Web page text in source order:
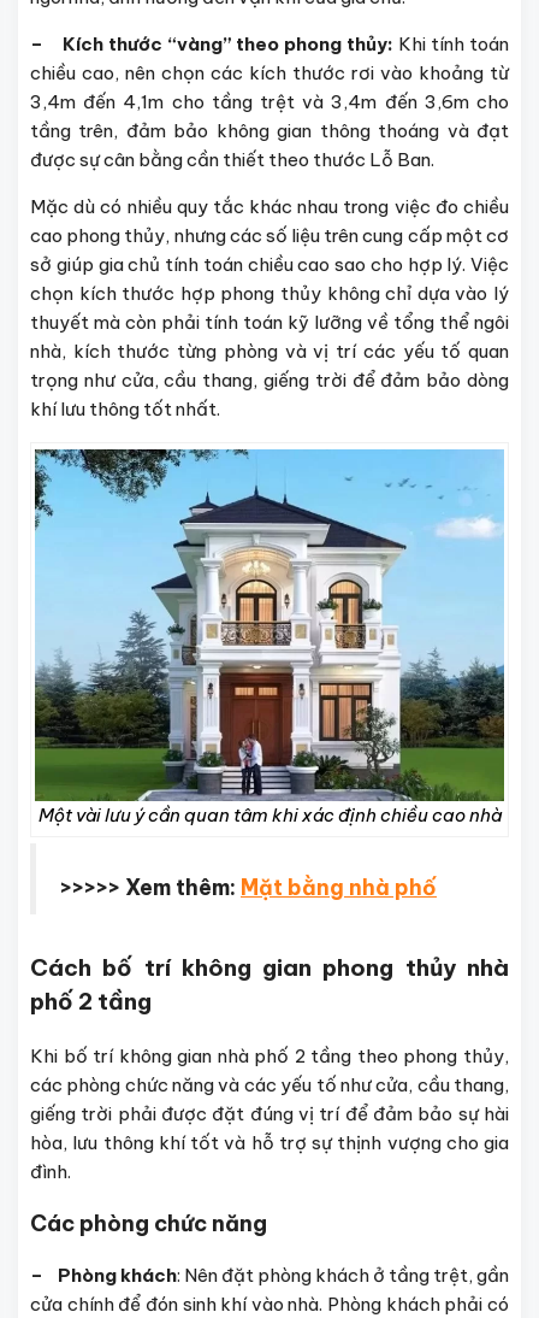
– Kích thước “vàng” theo phong thủy: Khi tính toán
chiều cao, nên chọn các kích thước rơi vào khoảng từ
3,4m đến 4,1m cho tầng trệt và 3,4m đến 3,6m cho
tầng trên, đảm bảo không gian thông thoáng và đạt
được sự cân bằng cần thiết theo thước Lỗ Ban.
Mặc dù có nhiều quy tắc khác nhau trong việc đo chiều
cao phong thủy, nhưng các số liệu trên cung cấp một cơ
sở giúp gia chủ tính toán chiều cao sao cho hợp lý. Việc
chọn kích thước hợp phong thủy không chỉ dựa vào lý
thuyết mà còn phải tính toán kỹ lưỡng về tổng thể ngôi
nhà, kích thước từng phòng và vị trí các yếu tố quan
trọng như cửa, cầu thang, giếng trời để đảm bảo dòng
khí lưu thông tốt nhất.
Một vài lưu ý cần quan tâm khi xác định chiều cao nhà
>>>>> Xem thêm: Mặt bằng nhà phố
Cách bố trí không gian phong thủy nhà
phố 2 tầng
Khi bố trí không gian nhà phố 2 tầng theo phong thủy,
các phòng chức năng và các yếu tố như cửa, cầu thang,
giếng trời phải được đặt đúng vị trí để đảm bảo sự hài
hòa, lưu thông khí tốt và hỗ trợ sự thịnh vượng cho gia
đình.
Các phòng chức năng
– Phòng khách: Nên đặt phòng khách ở tầng trệt, gần
cửa chính để đón sinh khí vào nhà. Phòng khách phải có